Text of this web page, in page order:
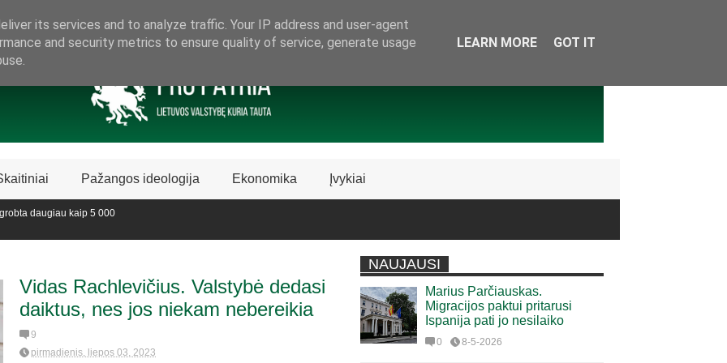
Pažangos ideologija Ekonomika Įvykiai
daugiau kaip 5 000
Vidas Rachlevičius. Valstybė dedasi
daiktus, nes jos niekam nebereikia
9
pirmadienis, liepos 03, 2023
NAUJAUSI
Marius Parčiauskas.
Migracijos paktui pritarusi
Ispanija pati jo nesilaiko
0 8-5-2026
its services and to analyze traffic. Your IP address and user-agent
and security metrics to ensure quality of service, generate usage
LEARN MORE GOT IT